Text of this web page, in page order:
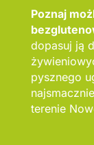
Poznaj
dopasuj ją
pysznego
terenie